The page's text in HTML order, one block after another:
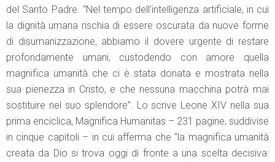
del Santo Padre. “Nel tempo dell’intelligenza artificiale, in cui
la dignità umana rischia di essere oscurata da nuove forme
di disumanizzazione, abbiamo il dovere urgente di restare
profondamente umani, custodendo con amore quella
magnifica umanità che ci è stata donata e mostrata nella
sua pienezza in Cristo, e che nessuna macchina potrà mai
sostituire nel suo splendore”. Lo scrive Leone XIV nella sua
prima enciclica, Magnifica Humanitas – 231 pagine, suddivise
in cinque capitoli – in cui afferma che “la magnifica umanità
creata da Dio si trova oggi di fronte a una scelta decisiva: